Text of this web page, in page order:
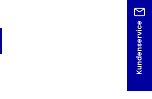
Kundenservice